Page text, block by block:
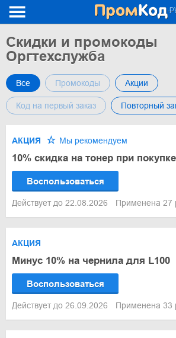
Скидки и промокоды
Оргтехслужба
Все Промокоды Акции
Код на первый заказ Повторный
АКЦИЯ Мы рекомендуем
10% скидка на тонер при
Воспользоваться
Действует до 22.08.2026 Применена 27
АКЦИЯ
Минус 10% на чернила для L100
Воспользоваться
Действует до 26.09.2026 Применена 33